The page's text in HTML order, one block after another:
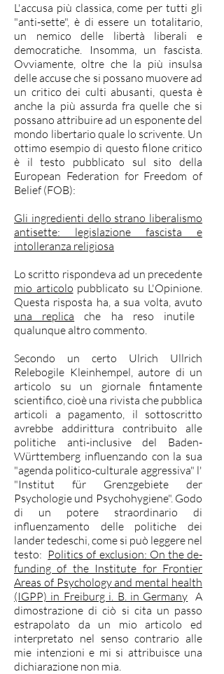
L'accusa più classica, come per tutti gli
"anti-sette", è di essere un totalitario,
un nemico delle libertà liberali e
democratiche. Insomma, un fascista.
Ovviamente, oltre che la più insulsa
delle accuse che si possano muovere ad
un critico dei culti abusanti, questa è
anche la più assurda fra quelle che si
possano attribuire ad un esponente del
mondo libertario quale lo scrivente. Un
ottimo esempio di questo filone critico
è il testo pubblicato sul sito della
European Federation for Freedom of
Belief (FOB):
Gli ingredienti dello strano liberalismo
antisette: legislazione fascista e
intolleranza religiosa
Lo scritto rispondeva ad un precedente
mio articolo pubblicato su L'Opinione.
Questa risposta ha, a sua volta, avuto
una replica che ha reso inutile
qualunque altro commento.
Secondo un certo Ulrich Ullrich
Relebogile Kleinhempel, autore di un
articolo su un giornale fintamente
scientifico, cioè una rivista che pubblica
articoli a pagamento, il sottoscritto
avrebbe addirittura contribuito alle
politiche anti-inclusive del Baden-
Württemberg influenzando con la sua
"agenda politico-culturale aggressiva" l'
"Institut für Grenzgebiete der
Psychologie und Psychohygiene". Godo
di un potere straordinario di
influenzamento delle politiche dei
lander tedeschi, come si può leggere nel
testo: ​ Politics of exclusion: On the de-
funding of the Institute for Frontier
Areas of Psychology and mental health
(IGPP) in Freiburg i. B. in Germany ​ A
dimostrazione di ciò si cita un passo
estrapolato da un mio articolo ed
interpretato nel senso contrario alle
mie intenzioni e mi si attribuisce una
dichiarazione non mia.